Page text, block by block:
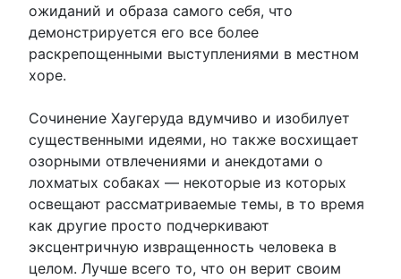
ожиданий и образа самого себя, что
демонстрируется его все более
раскрепощенными выступлениями в местном
хоре.
Сочинение Хаугеруда вдумчиво и изобилует
существенными идеями, но также восхищает
озорными отвлечениями и анекдотами о
лохматых собаках — некоторые из которых
освещают рассматриваемые темы, в то время
как другие просто подчеркивают
эксцентричную извращенность человека в
целом. Лучше всего то, что он верит своим